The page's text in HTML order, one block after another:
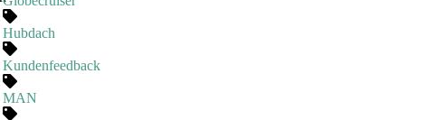
Hubdach
Kundenfeedback
MAN